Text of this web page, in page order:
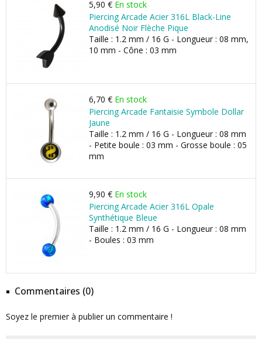
5,90 € En stock
Piercing Arcade Acier 316L Black-Line
Anodisé Noir Flèche Pique
Taille : 1.2 mm / 16 G - Longueur : 08 mm,
10 mm - Cône : 03 mm
6,70 € En stock
Piercing Arcade Fantaisie Symbole Dollar
Jaune
Taille : 1.2 mm / 16 G - Longueur : 08 mm
- Petite boule : 03 mm - Grosse boule : 05
mm
9,90 € En stock
Piercing Arcade Acier 316L Opale
Synthétique Bleue
Taille : 1.2 mm / 16 G - Longueur : 08 mm
- Boules : 03 mm
Commentaires (0)
Soyez le premier à publier un commentaire !